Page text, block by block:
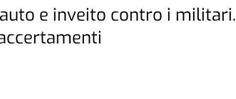
e inveito contro i militari.